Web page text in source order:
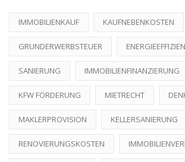
IMMOBILIENKAUF KAUFNEBENKOSTEN
GRUNDERWERBSTEUER
SANIERUNG IMMOBILIENFINANZIERUNG
KFW FÖRDERUNG MIETRECHT
MAKLERPROVISION KELLERSANIERUNG
RENOVIERUNGSKOSTEN